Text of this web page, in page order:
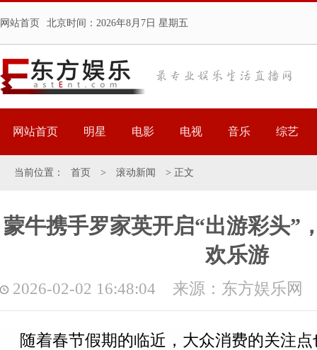
网站首页 北京时间： 2026年8月7日 星期五
网站首页 明星 电影 电视 音乐 综艺
当前位置： 首页 > 滚动新闻 > 正文
蒙牛携手罗家英开启“出游彩头”
欢乐游
2026-02-02 16:48:04 来源：东方娱乐网
随着春节假期的临近，大众消费的关注